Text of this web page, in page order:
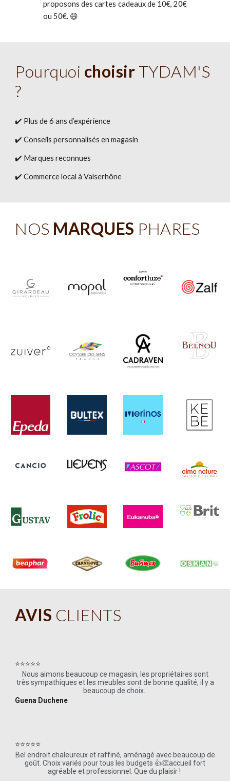
proposons des cartes cadeaux de 10€, 20€
ou 50€. 😄
Pourquoi choisir TYDAM'S
?
✔️ Plus de6 ans d’expérience
✔️ Conseils personnalisés en magasin
✔️ Marques reconnues
✔️ Commerce local à Valserhône
NOS MARQUES PHARES
AVIS CLIENTS
⭐⭐⭐⭐⭐
Nous aimons beaucoup ce magasin, les propriétaires sont
très sympathiques et les meubles sont de bonne qualité, il y a
beaucoup de choix.
Guena Duchene
⭐⭐⭐⭐⭐
Bel endroit chaleureux et raffiné, aménagé avec beaucoup de
goût. Choix variés pour tous les budgets 👍👏accueil fort
agréable et professionnel. Que du plaisir !